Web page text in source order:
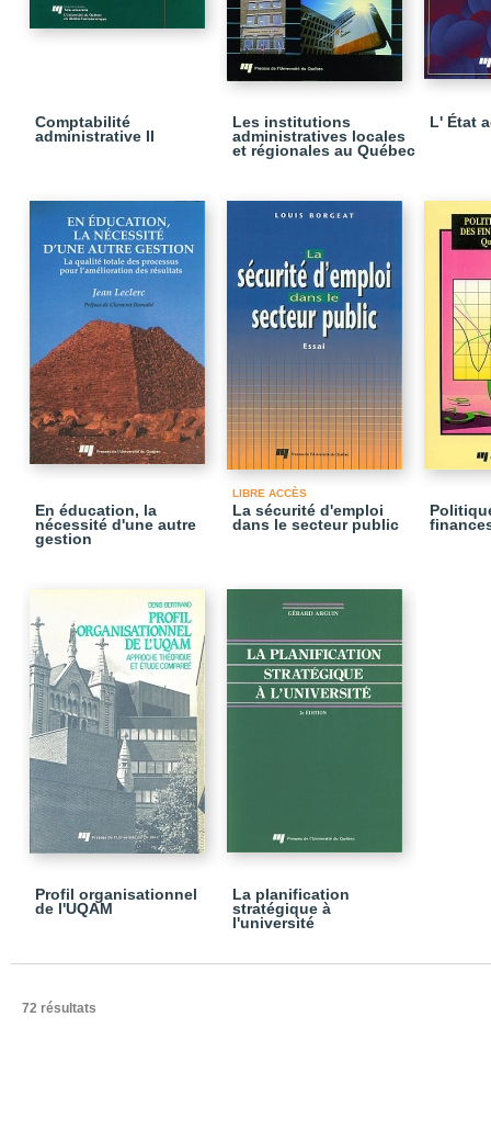
Comptabilité
administrative II
Les institutions
administratives locales
et régionales au Québec
L' État
En éducation, la
nécessité d'une autre
gestion
LIBRE ACCÈS
La sécurité d'emploi
dans le secteur public
Profil organisationnel
de l'UQAM
La planification
stratégique à
l'université
72 résultats